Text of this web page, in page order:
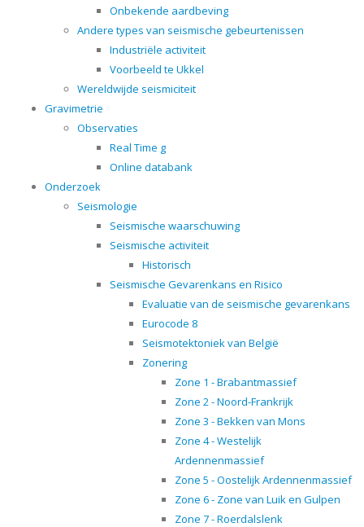
Onbekende aardbeving
Andere types van seismische gebeurtenissen
Industriële activiteit
Voorbeeld te Ukkel
Wereldwijde seismiciteit
Gravimetrie
Observaties
Real Time g
Online databank
Onderzoek
Seismologie
Seismische waarschuwing
Seismische activiteit
Historisch
Seismische Gevarenkans en Risico
Evaluatie van de seismische gevarenkans
Eurocode 8
Seismotektoniek van België
Zonering
Zone 1 - Brabantmassief
Zone 2 - Noord-Frankrijk
Zone 3 - Bekken van Mons
Zone 4 - Westelijk
Ardennenmassief
Zone 5 - Oostelijk Ardennenmassief
Zone 6 - Zone van Luik en Gulpen
Zone 7 - Roerdalslenk